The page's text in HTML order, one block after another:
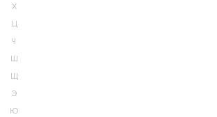
Х
Ц
Ч
Ш
Щ
Э
Ю